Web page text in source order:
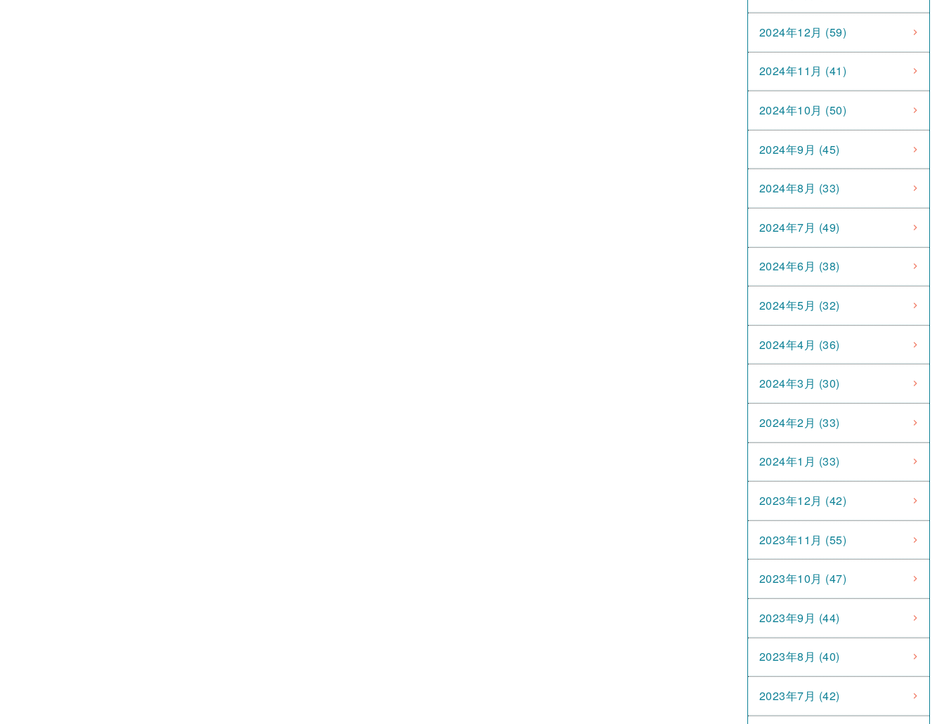
2024年12月 (59)
2024年11月 (41)
2024年10月 (50)
2024年9月 (45)
2024年8月 (33)
2024年7月 (49)
2024年6月 (38)
2024年5月 (32)
2024年4月 (36)
2024年3月 (30)
2024年2月 (33)
2024年1月 (33)
2023年12月 (42)
2023年11月 (55)
2023年10月 (47)
2023年9月 (44)
2023年8月 (40)
2023年7月 (42)